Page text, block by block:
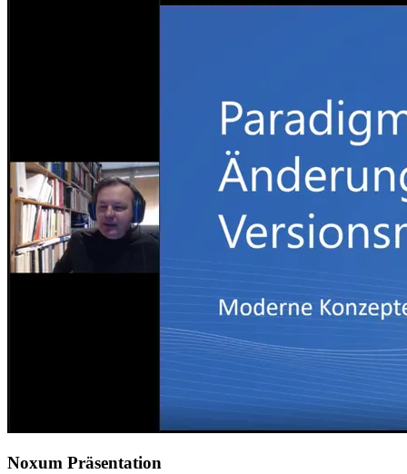
Noxum Präsentation